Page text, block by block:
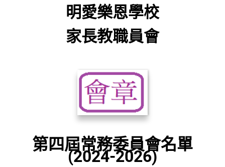
明愛樂恩學校
家長教職員會
第四屆常務委員會名單
(2024-2026)